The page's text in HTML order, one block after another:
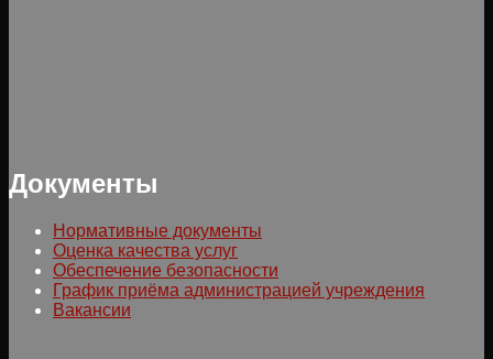
Документы
Нормативные документы
Оценка качества услуг
Обеспечение безопасности
График приёма администрацией учреждения
Вакансии